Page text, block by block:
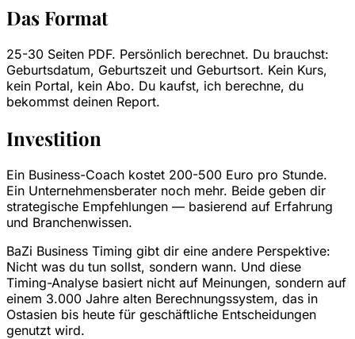
Das Format
25-30 Seiten PDF. Persönlich berechnet. Du brauchst:
Geburtsdatum, Geburtszeit und Geburtsort. Kein Kurs,
kein Portal, kein Abo. Du kaufst, ich berechne, du
bekommst deinen Report.
Investition
Ein Business-Coach kostet 200-500 Euro pro Stunde.
Ein Unternehmensberater noch mehr. Beide geben dir
strategische Empfehlungen — basierend auf Erfahrung
und Branchenwissen.
BaZi Business Timing gibt dir eine andere Perspektive:
Nicht was du tun sollst, sondern wann. Und diese
Timing-Analyse basiert nicht auf Meinungen, sondern auf
einem 3.000 Jahre alten Berechnungssystem, das in
Ostasien bis heute für geschäftliche Entscheidungen
genutzt wird.